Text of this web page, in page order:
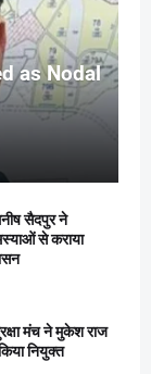
as Nodal
सैदपुर ने
से कराया
मंच ने मुकेश राज
नियुक्त